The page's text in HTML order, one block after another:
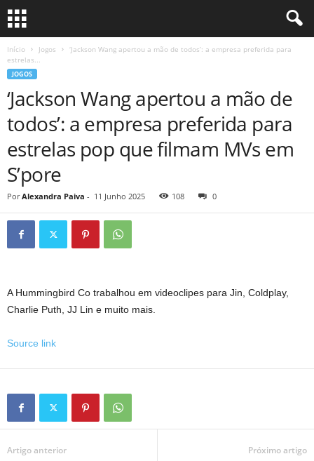
Início Jogos
‘Jackson Wang apertou a mão de todos’: a empresa preferida para
estrelas...
JOGOS
‘Jackson Wang apertou a mão de
todos’: a empresa preferida para
estrelas pop que filmam MVs em
S’pore
Por Alexandra Paiva - 11 Junho 2025 108 0
A Hummingbird Co trabalhou em videoclipes para Jin, Coldplay,
Charlie Puth, JJ Lin e muito mais.
Source link
Artigo anterior Próximo artigo